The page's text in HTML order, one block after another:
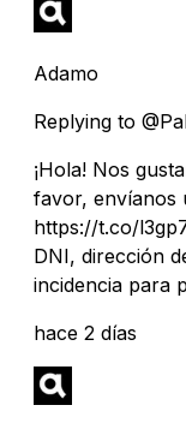
Adamo
Replying to
¡Hola! Nos
favor, envíanos
https://t.co/
DNI, dirección
incidencia para
hace 2 días